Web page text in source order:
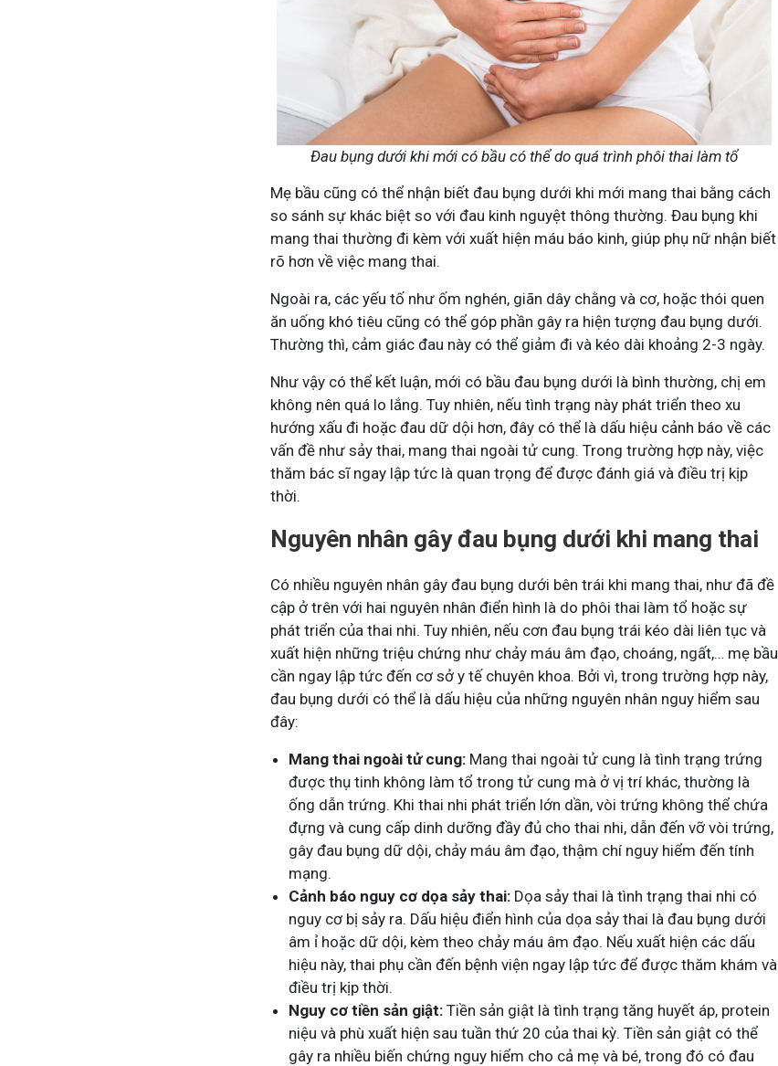
Đau bụng dưới khi mới có bầu có thể do quá trình phôi thai làm tổ
Mẹ bầu cũng có thể nhận biết đau bụng dưới khi mới mang thai bằng cách
so sánh sự khác biệt so với đau kinh nguyệt thông thường. Đau bụng khi
mang thai thường đi kèm với xuất hiện máu báo kinh, giúp phụ nữ nhận biết
rõ hơn về việc mang thai.
Ngoài ra, các yếu tố như ốm nghén, giãn dây chằng và cơ, hoặc thói quen
ăn uống khó tiêu cũng có thể góp phần gây ra hiện tượng đau bụng dưới.
Thường thì, cảm giác đau này có thể giảm đi và kéo dài khoảng 2-3 ngày.
Như vậy có thể kết luận, mới có bầu đau bụng dưới là bình thường, chị em
không nên quá lo lắng. Tuy nhiên, nếu tình trạng này phát triển theo xu
hướng xấu đi hoặc đau dữ dội hơn, đây có thể là dấu hiệu cảnh báo về các
vấn đề như sảy thai, mang thai ngoài tử cung. Trong trường hợp này, việc
thăm bác sĩ ngay lập tức là quan trọng để được đánh giá và điều trị kịp
thời.
Nguyên nhân gây đau bụng dưới khi mang thai
Có nhiều nguyên nhân gây đau bụng dưới bên trái khi mang thai, như đã đề
cập ở trên với hai nguyên nhân điển hình là do phôi thai làm tổ hoặc sự
phát triển của thai nhi. Tuy nhiên, nếu cơn đau bụng trái kéo dài liên tục và
xuất hiện những triệu chứng như chảy máu âm đạo, choáng, ngất,… mẹ bầu
cần ngay lập tức đến cơ sở y tế chuyên khoa. Bởi vì, trong trường hợp này,
đau bụng dưới có thể là dấu hiệu của những nguyên nhân nguy hiểm sau
đây:
Mang thai ngoài tử cung: Mang thai ngoài tử cung là tình trạng trứng
được thụ tinh không làm tổ trong tử cung mà ở vị trí khác, thường là
ống dẫn trứng. Khi thai nhi phát triển lớn dần, vòi trứng không thể chứa
đựng và cung cấp dinh dưỡng đầy đủ cho thai nhi, dẫn đến vỡ vòi trứng,
gây đau bụng dữ dội, chảy máu âm đạo, thậm chí nguy hiểm đến tính
mạng.
Cảnh báo nguy cơ dọa sảy thai: Dọa sảy thai là tình trạng thai nhi có
nguy cơ bị sảy ra. Dấu hiệu điển hình của dọa sảy thai là đau bụng dưới
âm ỉ hoặc dữ dội, kèm theo chảy máu âm đạo. Nếu xuất hiện các dấu
hiệu này, thai phụ cần đến bệnh viện ngay lập tức để được thăm khám và
điều trị kịp thời.
Nguy cơ tiền sản giật: Tiền sản giật là tình trạng tăng huyết áp, protein
niệu và phù xuất hiện sau tuần thứ 20 của thai kỳ. Tiền sản giật có thể
gây ra nhiều biến chứng nguy hiểm cho cả mẹ và bé, trong đó có đau
Tham gia nhóm Tham gia nhóm